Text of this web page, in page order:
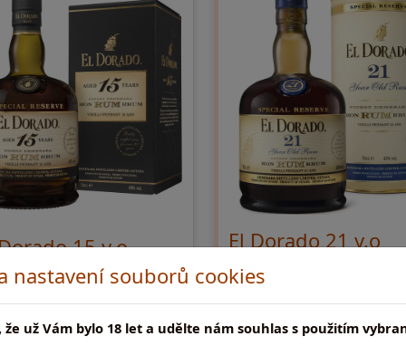
nastavení souborů cookies
už Vám bylo 18 let a udělte nám souhlas s použitím
15 y.o
| Rum vrcholné kvality
z vybraných rumů zrajících
15 let. Těžká kouřová chuť
El Dorado 21 y.o
0,7l, 40% | Prémium rum
lehká, květinová a ovocná,